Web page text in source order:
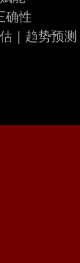
确性
｜趋势预测